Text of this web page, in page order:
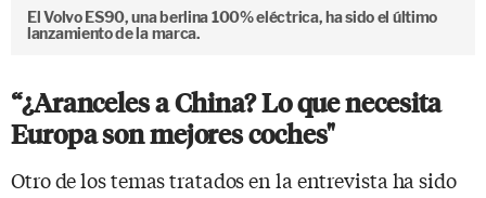
El Volvo ES90, una berlina 100% eléctrica, ha sido el último
lanzamiento de la marca.
“¿Aranceles a China? Lo que necesita
Europa son mejores coches"
Otro de los temas tratados en la entrevista ha sido